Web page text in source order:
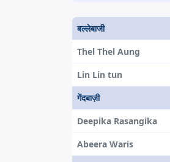
बल्लेबाजी
Thel Thel Aung
Lin Lin tun
गेंदबाज़ी
Deepika Rasangika
Abeera Waris